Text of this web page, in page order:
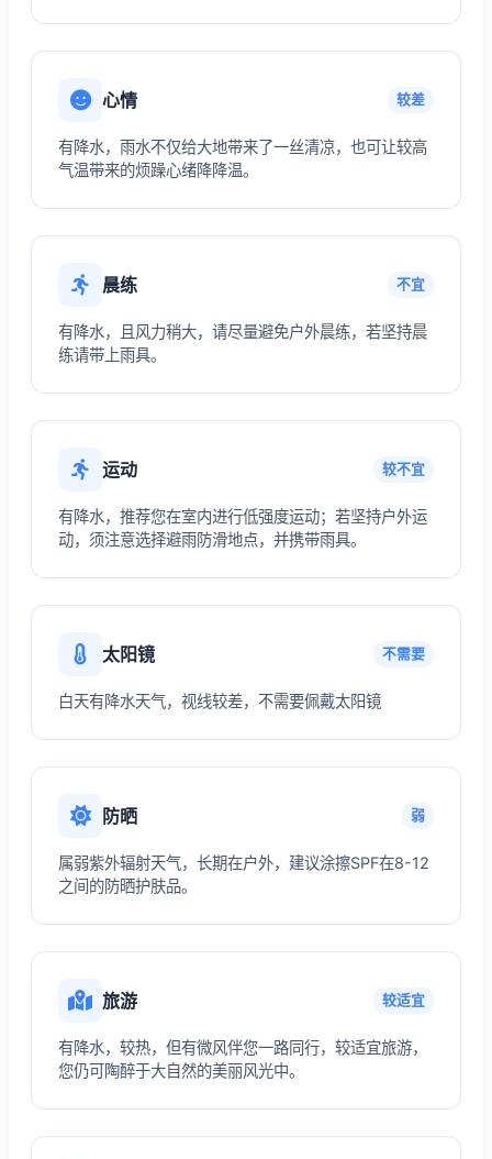
心情 较差
有降水，雨水不仅给大地带来了一丝清凉，也可让较高
气温带来的烦躁心绪降降温。
晨练 不宜
有降水，且风力稍大，请尽量避免户外晨练，若坚持晨
练请带上雨具。
运动 较不宜
有降水，推荐您在室内进行低强度运动；若坚持户外运
动，须注意选择避雨防滑地点，并携带雨具。
太阳镜 不需要
白天有降水天气，视线较差，不需要佩戴太阳镜
防晒 弱
属弱紫外辐射天气，长期在户外，建议涂擦SPF在8-12
之间的防晒护肤品。
旅游 较适宜
有降水，较热，但有微风伴您一路同行，较适宜旅游，
您仍可陶醉于大自然的美丽风光中。